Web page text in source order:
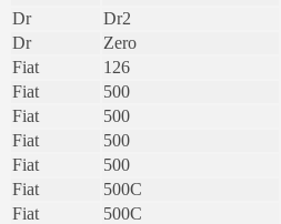
Dr
Dr2
Dr
Zero
Fiat
126
Fiat
500
Fiat
500
Fiat
500
Fiat
500
Fiat
500C
Fiat
500C